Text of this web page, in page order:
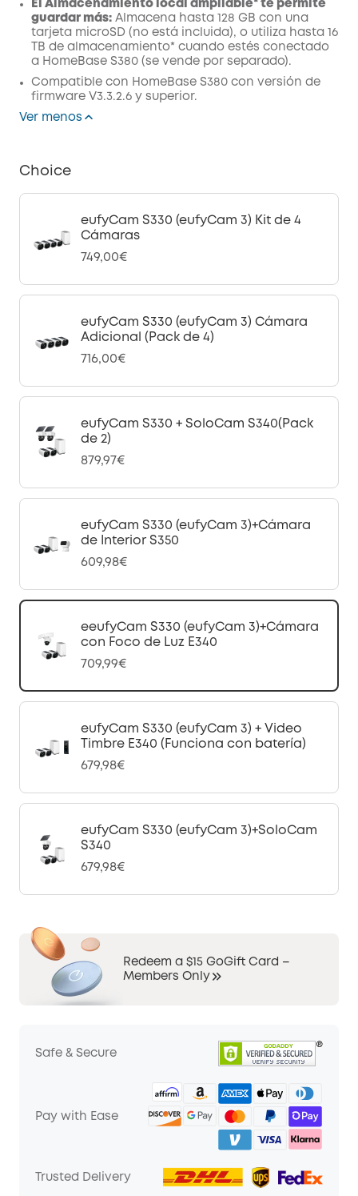
El Almacenamiento local ampliable* te permite
guardar más: Almacena hasta 128 GB con una
tarjeta microSD (no está incluida), o utiliza hasta 16
TB de almacenamiento* cuando estés conectado
a HomeBase S380 (se vende por separado).
Compatible con HomeBase S380 con versión de
firmware V3.3.2.6 y superior.
Ver menos
Choice
eufyCam S330 (eufyCam 3) Kit de 4
Cámaras
749,00€
eufyCam S330 (eufyCam 3) Cámara
Adicional (Pack de 4)
716,00€
eufyCam S330 + SoloCam S340(Pack
de 2)
879,97€
eufyCam S330 (eufyCam 3)+Cámara
de Interior S350
609,98€
eeufyCam S330 (eufyCam 3)+Cámara
con Foco de Luz E340
709,99€
eufyCam S330 (eufyCam 3) + Video
Timbre E340 (Funciona con batería)
679,98€
eufyCam S330 (eufyCam 3)+SoloCam
S340
679,98€
Redeem a $15 GoGift Card –
Members Only
Safe & Secure
Pay with Ease
Trusted Delivery